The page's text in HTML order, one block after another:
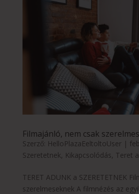
Filmajánló, nem csak
Szerző: HelloPlazaEeltoltoUser|
Szeretetnek, Kikapcsolódás, Teret
TERET ADUNK a SZERETETNEK
szerelmeseknek A filmnézés az